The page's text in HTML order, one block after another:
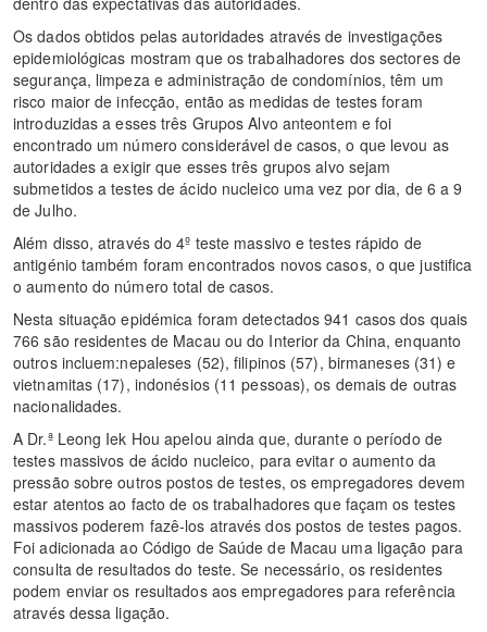
Os dados obtidos pelas autoridades através de investigações
epidemiológicas mostram que os trabalhadores dos sectores de
segurança, limpeza e administração de condomínios, têm um
risco maior de infecção, então as medidas de testes foram
introduzidas a esses três Grupos Alvo anteontem e foi
encontrado um número considerável de casos, o que levou as
autoridades a exigir que esses três grupos alvo sejam
submetidos a testes de ácido nucleico uma vez por dia, de 6 a 9
de Julho.
Além disso, através do 4º teste massivo e testes rápido de
antigénio também foram encontrados novos casos, o que justifica
o aumento do número total de casos.
Nesta situação epidémica foram detectados 941 casos dos quais
766 são residentes de Macau ou do Interior da China, enquanto
outros incluem:nepaleses (52), filipinos (57), birmaneses (31) e
vietnamitas (17), indonésios (11 pessoas), os demais de outras
nacionalidades.
A Dr.ª Leong Iek Hou apelou ainda que, durante o período de
testes massivos de ácido nucleico, para evitar o aumento da
pressão sobre outros postos de testes, os empregadores devem
estar atentos ao facto de os trabalhadores que façam os testes
massivos poderem fazê-los através dos postos de testes pagos.
Foi adicionada ao Código de Saúde de Macau uma ligação para
consulta de resultados do teste. Se necessário, os residentes
podem enviar os resultados aos empregadores para referência
através dessa ligação.